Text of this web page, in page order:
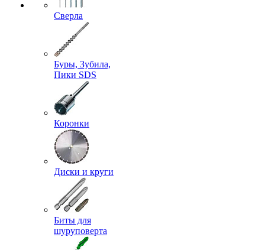
Сверла
Буры, Зубила,
Пики SDS
Коронки
Диски и круги
Биты для
шуруповерта